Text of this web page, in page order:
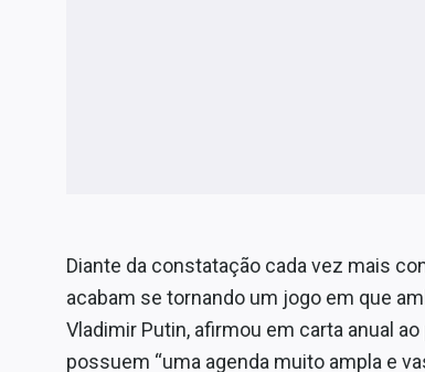
Diante da constatação cada vez mais
acabam se tornando um jogo em que
Vladimir Putin, afirmou em carta anual
possuem “uma agenda muito ampla e